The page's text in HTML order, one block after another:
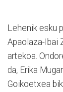
Lehenik esku
Apaolaza-Ibai
artekoa.
da, Erika
Goikoetxea